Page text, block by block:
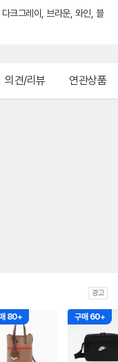
다크그레이, 브라운, 와인, 블
의견/리뷰 연관상품
광고
80+ 구매 60+